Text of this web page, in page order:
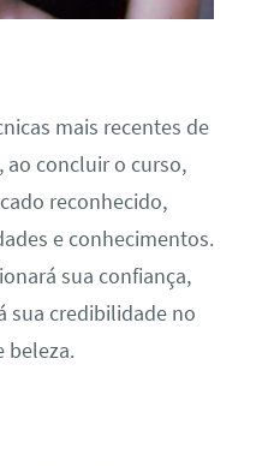
mais recentes de
ao concluir o curso,
reconhecido,
e conhecimentos.
sua confiança,
sua credibilidade no
beleza.